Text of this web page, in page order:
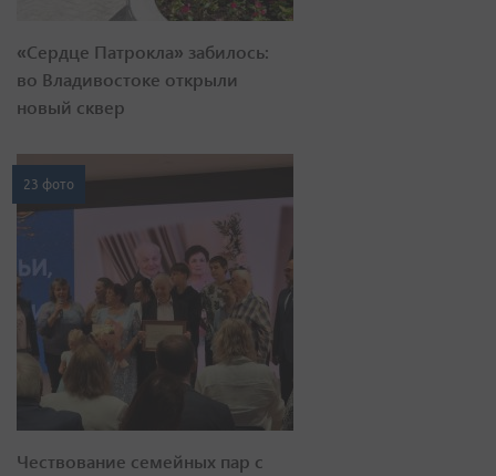
«Сердце Патрокла» забилось:
во Владивостоке открыли
новый сквер
23 фото
Чествование семейных пар с